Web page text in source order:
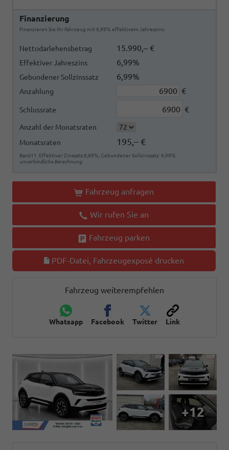
Finanzierung
Finanzieren Sie Ihr Fahrzeug mit 6,99% effektivem Jahreszins
Nettodarlehensbetrag 15.990,– €
Effektiver Jahreszins 6,99%
Gebundener Sollzinssatz 6,99%
Anzahlung €
Schlussrate €
Anzahl der Monatsraten
Monatsraten
195,– €
Bank11. Effektiver Zinssatz:6,99%, Gebundener Sollzinssatz: 6,99%
unverbindliche Berechnung
Fahrzeug anfragen
Wir rufen Sie an
Fahrzeug parken
PDF-Datei, Fahrzeugexposé drucken
Fahrzeug weiterempfehlen
Whatsapp Facebook Twitter Link
+12